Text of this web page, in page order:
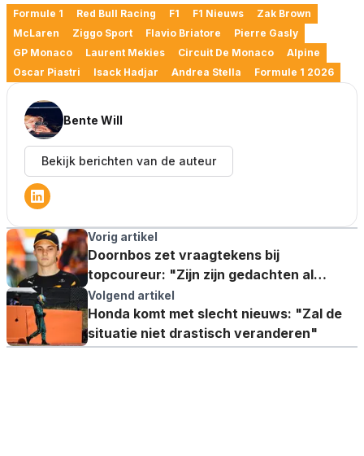
Formule 1 Red Bull Racing F1 F1 Nieuws
Zak Brown
McLaren
Ziggo Sport Flavio Briatore
Pierre Gasly
GP Monaco
Laurent Mekies Circuit De Monaco
Alpine
Oscar Piastri
Isack Hadjar Andrea Stella Formule 1 2026
Bente Will
Bekijk berichten van de auteur
Vorig artikel
Doornbos zet vraagtekens bij
topcoureur: "Zijn zijn gedachten al
gericht op een teamwissel?"
Volgend artikel
Honda komt met slecht nieuws: "Zal de
situatie niet drastisch veranderen"